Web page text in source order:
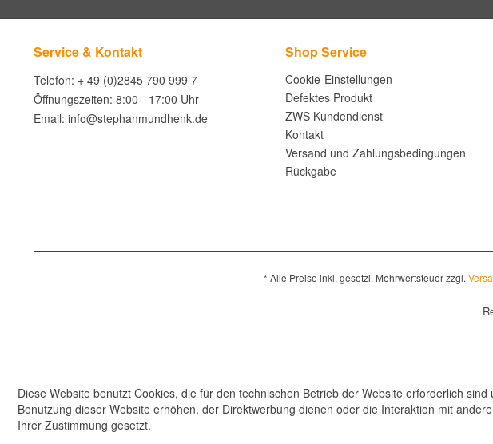
Service & Kontakt
Telefon: + 49 (0)2845 790 999 7
Öffnungszeiten: 8:00 - 17:00 Uhr
Email: info@stephanmundhenk.de
Shop Service
Cookie-Einstellungen
Defektes Produkt
ZWS Kundendienst
Kontakt
Versand und Zahlungsbedingungen
Rückgabe
* Alle Preise inkl. gesetzl. Mehrwertsteuer zzgl.
Diese Website benutzt Cookies, die für den technischen Betrieb der Website erforderlich
Benutzung dieser Website erhöhen, der Direktwerbung dienen oder die Interaktion mit
Ihrer Zustimmung gesetzt.